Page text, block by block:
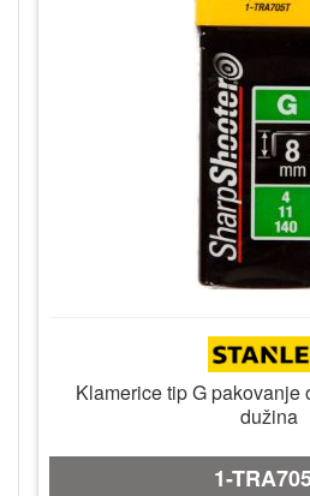
Klamerice tip G pakovanje
dužina
1-